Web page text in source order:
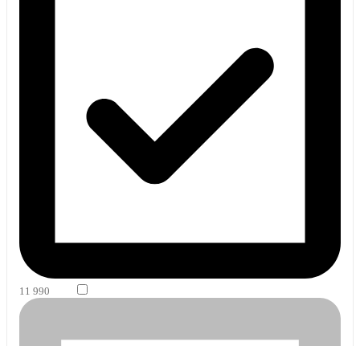
11 990